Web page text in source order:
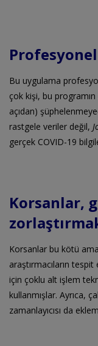
Bu uygulama
çok kişi, bu programın
açıdan)
rastgele veriler değil,
gerçek COVID-19
Korsanlar,
Korsanlar bu kötü
araştırmacıların
için çoklu alt işlem
kullanmışlar. Ayrıca,
zamanlayıcısı da